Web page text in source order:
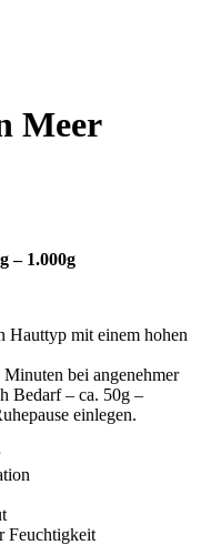
Meer
– 1.000g
Hauttyp mit einem hohen
bei angenehmer
Bedarf – ca. 50g –
einlegen.
Feuchtigkeit